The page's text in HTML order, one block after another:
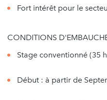
Fort intérêt pour le
CONDITIONS
Stage conventionné (35
Début : à partir de